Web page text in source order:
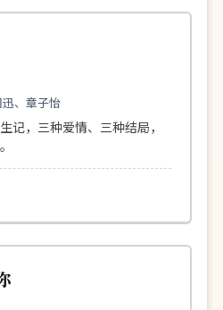
、章子怡
记，三种爱情、三种结局，
116分钟